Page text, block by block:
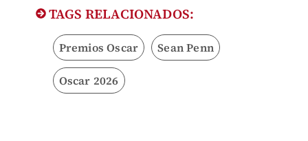
TAGS RELACIONADOS:
Premios Oscar Sean Penn
Oscar 2026